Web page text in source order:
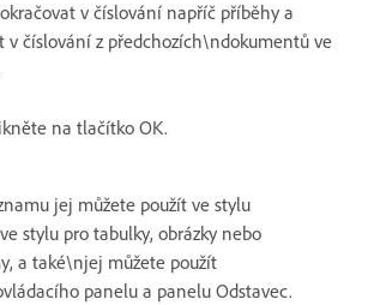
v číslování napříč příběhy a
v číslování z předchozích\ndokumentů ve
na tlačítko OK.
jej můžete použít ve stylu
stylu pro tabulky, obrázky nebo
a také\njej můžete použít
panelu a panelu Odstavec.